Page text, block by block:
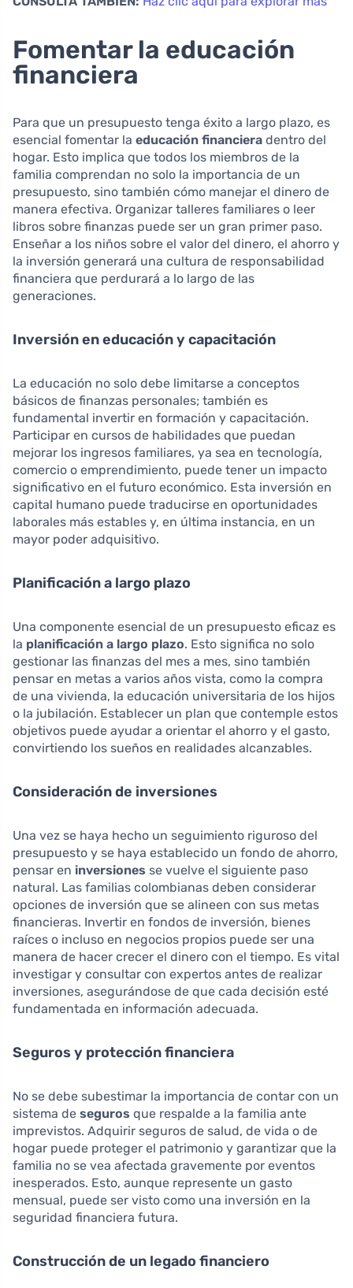
Fomentar la educación
financiera
Para que un presupuesto tenga éxito a largo plazo, es
esencial fomentar la educación financiera dentro del
hogar. Esto implica que todos los miembros de la
familia comprendan no solo la importancia de un
presupuesto, sino también cómo manejar el dinero de
manera efectiva. Organizar talleres familiares o leer
libros sobre finanzas puede ser un gran primer paso.
Enseñar a los niños sobre el valor del dinero, el ahorro y
la inversión generará una cultura de responsabilidad
financiera que perdurará a lo largo de las
generaciones.
Inversión en educación y capacitación
La educación no solo debe limitarse a conceptos
básicos de finanzas personales; también es
fundamental invertir en formación y capacitación.
Participar en cursos de habilidades que puedan
mejorar los ingresos familiares, ya sea en tecnología,
comercio o emprendimiento, puede tener un impacto
significativo en el futuro económico. Esta inversión en
capital humano puede traducirse en oportunidades
laborales más estables y, en última instancia, en un
mayor poder adquisitivo.
Planificación a largo plazo
Una componente esencial de un presupuesto eficaz es
la planificación a largo plazo. Esto significa no solo
gestionar las finanzas del mes a mes, sino también
pensar en metas a varios años vista, como la compra
de una vivienda, la educación universitaria de los hijos
o la jubilación. Establecer un plan que contemple estos
objetivos puede ayudar a orientar el ahorro y el gasto,
convirtiendo los sueños en realidades alcanzables.
Consideración de inversiones
Una vez se haya hecho un seguimiento riguroso del
presupuesto y se haya establecido un fondo de ahorro,
pensar en inversiones se vuelve el siguiente paso
natural. Las familias colombianas deben considerar
opciones de inversión que se alineen con sus metas
financieras. Invertir en fondos de inversión, bienes
raíces o incluso en negocios propios puede ser una
manera de hacer crecer el dinero con el tiempo. Es vital
investigar y consultar con expertos antes de realizar
inversiones, asegurándose de que cada decisión esté
fundamentada en información adecuada.
Seguros y protección financiera
No se debe subestimar la importancia de contar con un
sistema de seguros que respalde a la familia ante
imprevistos. Adquirir seguros de salud, de vida o de
hogar puede proteger el patrimonio y garantizar que la
familia no se vea afectada gravemente por eventos
inesperados. Esto, aunque represente un gasto
mensual, puede ser visto como una inversión en la
seguridad financiera futura.
Construcción de un legado financiero